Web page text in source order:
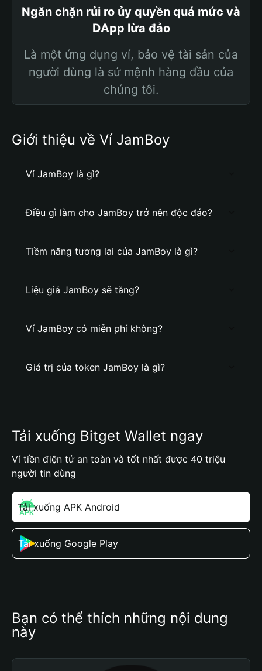
Ngăn chặn rủi ro ủy quyền quá mức và
DApp lừa đảo
Là một ứng dụng ví, bảo vệ tài sản của
người dùng là sứ mệnh hàng đầu của
chúng tôi.
Giới thiệu về Ví JamBoy
Ví JamBoy là gì?
Điều gì làm cho JamBoy trở nên độc đáo?
Tiềm năng tương lai của JamBoy là gì?
Liệu giá JamBoy sẽ tăng?
Ví JamBoy có miễn phí không?
Giá trị của token JamBoy là gì?
Tải xuống Bitget Wallet ngay
Ví tiền điện tử an toàn và tốt nhất được 40 triệu
người tin dùng
Tải xuống APK Android
Tải xuống Google Play
Bạn có thể thích những nội dung
này